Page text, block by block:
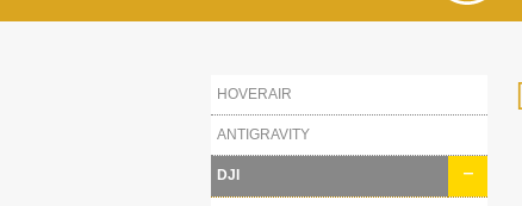
HOVERAIR
ANTIGRAVITY
DJI